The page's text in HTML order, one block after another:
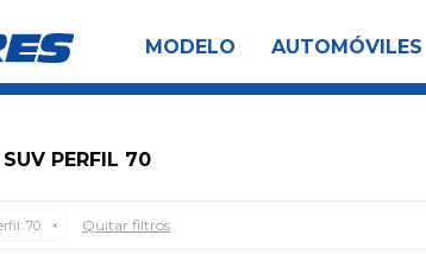
MODELO AUTOMÓVILES
PERFIL 70
70 Quitar filtros